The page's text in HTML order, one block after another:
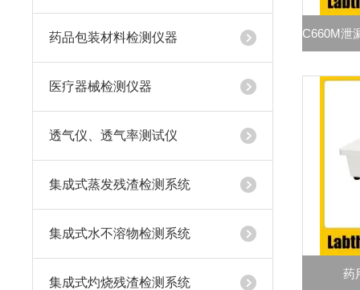
药品包装材料检测仪器
医疗器械检测仪器
透气仪、透气率测试仪
集成式蒸发残渣检测系统
集成式水不溶物检测系统
集成式灼烧残渣检测系统
药